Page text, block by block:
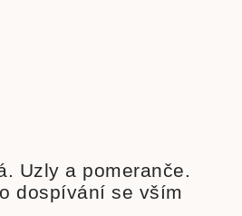
Uzly a pomeranče.
dospívání se vším